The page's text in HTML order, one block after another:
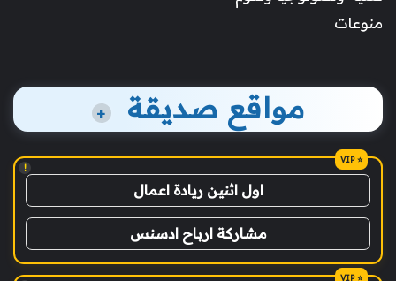
منوعات
مواقع صديقة +
!
اول اثنين ريادة اعمال
مشاركة ارباح ادسنس